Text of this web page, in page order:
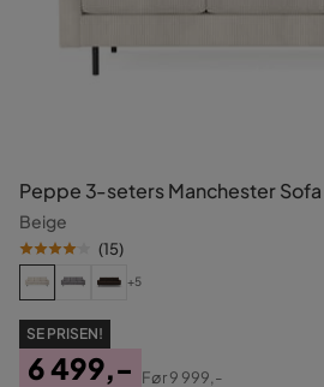
Peppe 3-seters Manchester
Beige
(15)
+5
SE PRISEN!
6 499,-
Før9 999,-